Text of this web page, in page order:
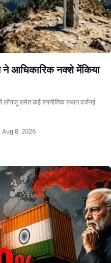
आधिकारिक नक्शे मेंकिया
लोंगजू समेत कई रणनीतिक स्थान दर्जनई
Aug 8, 2026